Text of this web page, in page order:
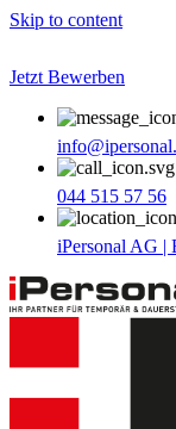
Skip to content
Jetzt Bewerben
044 515 57 56
iPersonal AG |